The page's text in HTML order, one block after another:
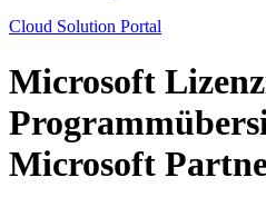
Cloud Solution Portal
Microsoft
Microsoft